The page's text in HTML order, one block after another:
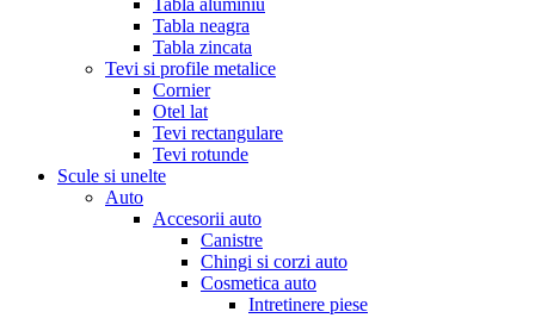
Tabla neagra
Tabla zincata
Tevi si profile metalice
Cornier
Otel lat
Tevi rectangulare
Tevi rotunde
Scule si unelte
Auto
Accesorii auto
Canistre
Chingi si corzi auto
Cosmetica auto
Intretinere piese